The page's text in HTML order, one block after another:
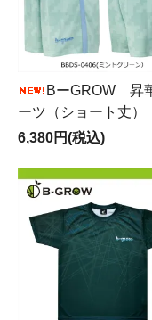
BーGRОW 昇
ーツ（ショート丈）
6,380円(税込)